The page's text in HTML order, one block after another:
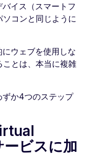
イス（スマートフ
コンと同じように
ウェブを使用しな
とは、本当に複雑
か4つのステップ
ビスに加